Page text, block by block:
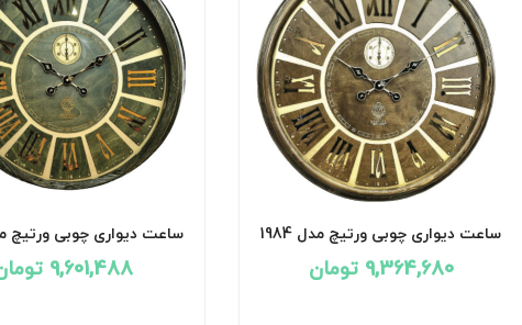
ساعت دیواری چوبی ورتیچ مدل 1984
9,364,680 تومان
ساعت دیواری چوبی ورتیچ مدل
9,601,488 تومان